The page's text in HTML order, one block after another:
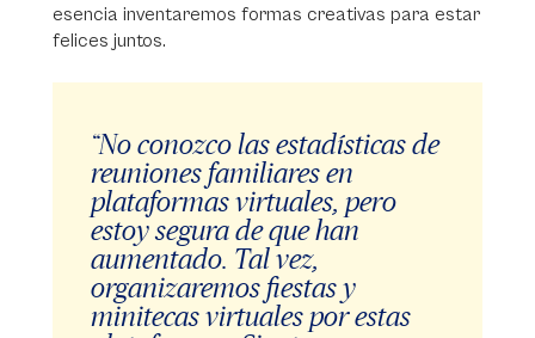
esencia inventaremos formas creativas para estar
felices juntos.
“No conozco las estadísticas de
reuniones familiares en
plataformas virtuales, pero
estoy segura de que han
aumentado. Tal vez,
organizaremos fiestas y
minitecas virtuales por estas